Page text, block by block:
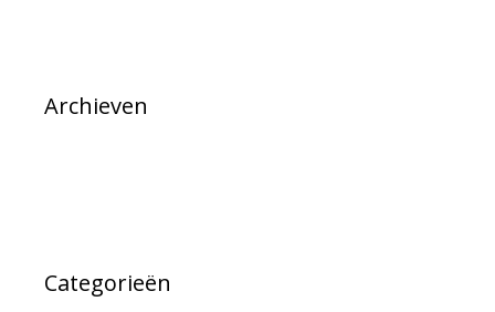
Archieven
Categorieën